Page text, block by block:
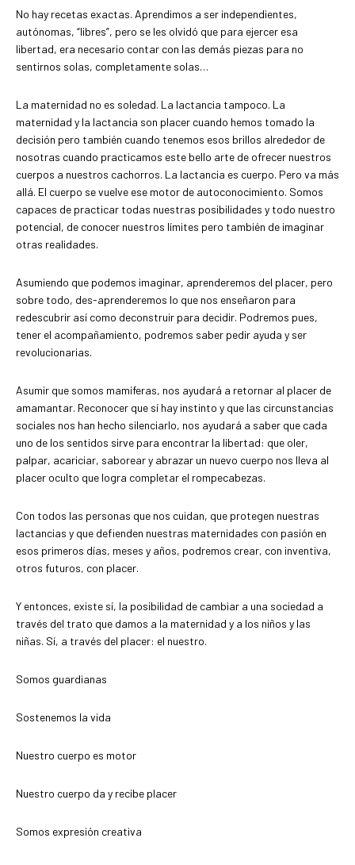
No hay recetas exactas. Aprendimos a ser independientes,
autónomas, “libres”, pero se les olvidó que para ejercer esa
libertad, era necesario contar con las demás piezas para no
sentirnos solas, completamente solas…
La maternidad no es soledad. La lactancia tampoco. La
maternidad y la lactancia son placer cuando hemos tomado la
decisión pero también cuando tenemos esos brillos alrededor de
nosotras cuando practicamos este bello arte de ofrecer nuestros
cuerpos a nuestros cachorros. La lactancia es cuerpo. Pero va más
allá. El cuerpo se vuelve ese motor de autoconocimiento. Somos
capaces de practicar todas nuestras posibilidades y todo nuestro
potencial, de conocer nuestros límites pero también de imaginar
otras realidades.
Asumiendo que podemos imaginar, aprenderemos del placer, pero
sobre todo, des-aprenderemos lo que nos enseñaron para
redescubrir así como deconstruir para decidir. Podremos pues,
tener el acompañamiento, podremos saber pedir ayuda y ser
revolucionarias.
Asumir que somos mamíferas, nos ayudará a retornar al placer de
amamantar. Reconocer que sí hay instinto y que las circunstancias
sociales nos han hecho silenciarlo, nos ayudará a saber que cada
uno de los sentidos sirve para encontrar la libertad: que oler,
palpar, acariciar, saborear y abrazar un nuevo cuerpo nos lleva al
placer oculto que logra completar el rompecabezas.
Con todos las personas que nos cuidan, que protegen nuestras
lactancias y que defienden nuestras maternidades con pasión en
esos primeros días, meses y años, podremos crear, con inventiva,
otros futuros, con placer.
Y entonces, existe sí, la posibilidad de cambiar a una sociedad a
través del trato que damos a la maternidad y a los niños y las
niñas. Sí, a través del placer: el nuestro.
Somos guardianas
Sostenemos la vida
Nuestro cuerpo es motor
Nuestro cuerpo da y recibe placer
Somos expresión creativa